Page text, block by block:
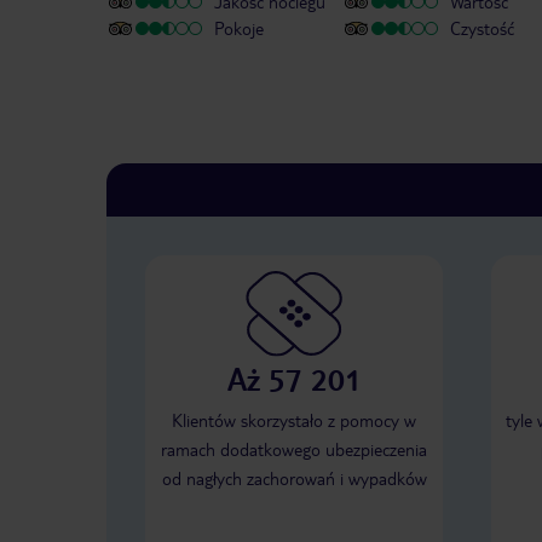
Pokoje
Czystość
Aż 57 201
Klientów skorzystało z pomocy w
ramach dodatkowego ubezpieczenia
od nagłych zachorowań i wypadków
tyle